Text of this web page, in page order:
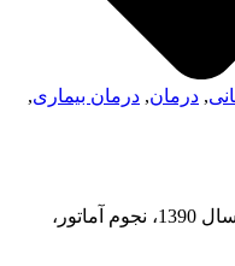
, درمان, درمان بیماری,
فعال حوزه آسترولوژی و متافیزیک از سال 1390، نجوم آماتور،